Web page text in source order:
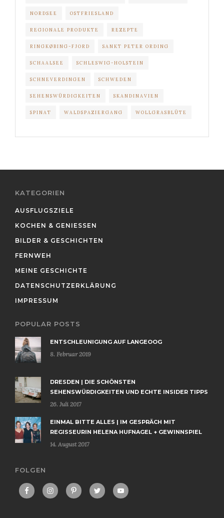
NORDSEE OSTFRIESLAND
REGIONALE PRODUKTE REZEPTE
RINGKØBING-FJORD SANKT PETER ORDING
SCHAALSEE SCHLESWIG-HOLSTEIN
SCHNEVERDINGEN SCHWEDEN
SEHENSWÜRDIGKEITEN SKANDINAVIEN
SPINAT WALDSPAZIERGANG WOLLGRASBLÜTE
KATEGORIEN
AUSFLUGSZIELE
KOCHEN & GENIESSEN
BILDER & GESCHICHTEN
FERNWEH
MEINE GESCHICHTE
DATENSCHUTZERKLÄRUNG
IMPRESSUM
POPULAR POSTS
ENTSCHLEUNIGUNG AUF LANGEOOG
8. Februar 2019
DRESDEN | DIE SCHÖNSTEN
SEHENSWÜRDIGKEITEN UND ECHTE INSIDER TIPPS
26. Juli 2017
EINMAL BITTE ALLES | IM GESPRÄCH MIT
REGISSEURIN HELENA HUFNAGEL + GEWINNSPIEL
14. August 2017
FOLGEN